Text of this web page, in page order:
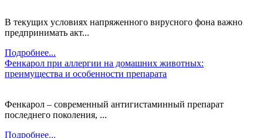
В текущих условиях напряженного вирусного фона важно
предпринимать акт...
Подробнее...
Фенкарол при аллергии на домашних животных:
преимущества и особенности препарата
Фенкарол – современный антигистаминный препарат
последнего поколения, ...
Подробнее...